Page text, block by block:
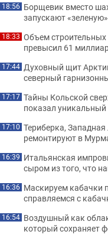
18:56 Борщевик вместо
запускают
18:33 Объем
превысил 61
17:44 Духовный щит
северный
17:17 Тайны Кольской
показал
17:10 Териберка,
ремонтируют в
16:39 Итальянская
сыром из того, что
16:36 Маскируем кабачки
справляемся с
16:54 Воздушный как
который сохраняет